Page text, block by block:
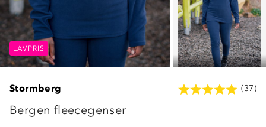
LAVPRIS LAVPRIS
LAVPRIS
Stormberg (37)
Bergen fleecegenser